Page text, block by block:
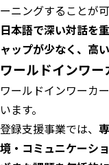
ーニングすることが可
日本語で深い対話を
ャップが少なく、高
ワールドインワ
ワールドインワーカ
います。
登録支援事業では、
境・コミュニケーシ